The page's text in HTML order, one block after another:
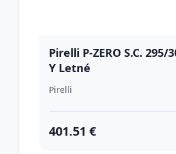
Pirelli P-ZERO S.C. 295/
Y Letné
Pirelli
401.51 €